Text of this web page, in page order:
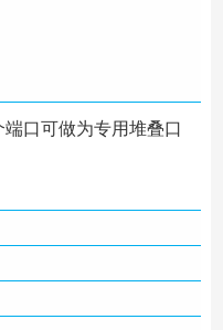
端口可做为专用堆叠口